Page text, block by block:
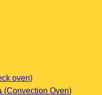
Oven)
oven)
& Kneaders)